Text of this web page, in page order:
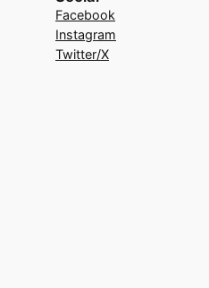
Facebook
Instagram
Twitter/X